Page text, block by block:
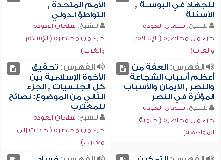
للجهاد في البوسنة ,
الأسئلة
للشيخ: سلمان العودة
جزء من محاضرة ( الإسلام
والغرب)
الأمم المتحدة ,
التواطؤ الدولي
للشيخ: سلمان العودة
جزء من محاضرة ( الإسلام
والغرب)
الفهرس:العفة من
أعظم أسباب الشجاعة
والنصر , الإيمان والأسباب
المؤثرة في النصر
للشيخ: سلمان العودة
جزء من محاضرة ( حتمية
المواجهة)
الفهرس: تحقيق
الأخوة الإسلامية بين
كل الجنسيات , الجزء
الثاني من الموضوع: نصائح
للمغترب
للشيخ: سلمان العودة
جزء من محاضرة ( حديث إلى
مغترب)